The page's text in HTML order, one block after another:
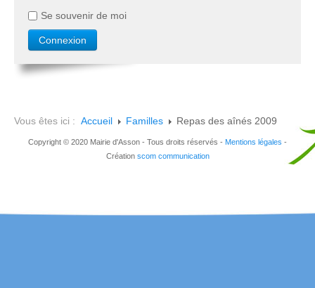
Se souvenir de moi
Vous êtes ici : Accueil Familles Repas des aînés 2009
Copyright © 2020 Mairie d'Asson - Tous droits réservés - Mentions légales -
Création scom communication